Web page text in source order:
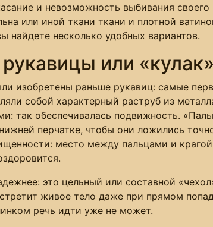
и невозможность выбивания
или иной ткани ткани и плотной
найдете несколько удобных вариантов.
или
изобретены раньше рукавиц: самые
собой характерный раструб из
так обеспечивалась подвижность.
перчатке, чтобы они ложились
место между пальцами и
это цельный или составной
живое тело даже при прямом
речь идти уже не может.